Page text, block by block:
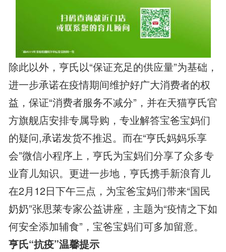
除此以外，亨氏以“保证充足的供应量”为基础，
进一步承诺在疫情期间维护好广大消费者的权
益，保证“消费者服务不减分”，并在天猫亨氏官
方旗舰店安排专属导购，专业解答宝爸宝妈们
的疑问,承诺发货不推迟。而在“亨氏妈妈乐享
会”微信小程序上，亨氏为宝妈们分享了众多专
业育儿知识。更进一步地，亨氏携手新浪育儿
在2月12日下午三点，为宝爸宝妈们带来“国民
奶奶”张思莱专家公益讲座，主题为“疫情之下如
何安全添加辅食”，宝爸宝妈们可多加留意。
亨氏“抗疫”温馨提示